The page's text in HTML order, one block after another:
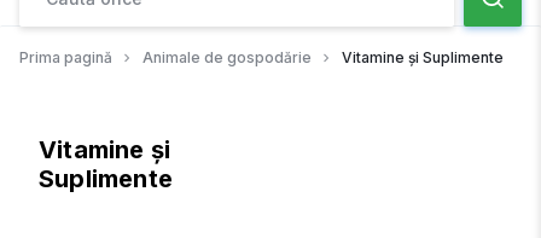
COMPLET
GOSPODARULUI
AL
GOSPODARULUI
Prima pagină Animale de gospodărie Vitamine și Suplimente
Vitamine și
Suplimente